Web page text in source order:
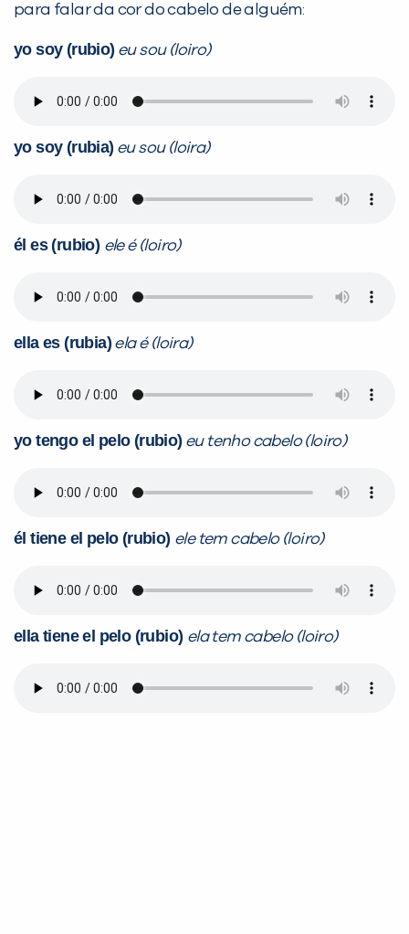
para falar da cor do cabelo de alguém:
yo soy (rubio) eu sou (loiro)
yo soy (rubia) eu sou (loira)
él es (rubio) ele é (loiro)
ella es (rubia) ela é (loira)
yo tengo el pelo (rubio) eu tenho cabelo (loiro)
él tiene el pelo (rubio) ele tem cabelo (loiro)
ella tiene el pelo (rubio) ela tem cabelo (loiro)